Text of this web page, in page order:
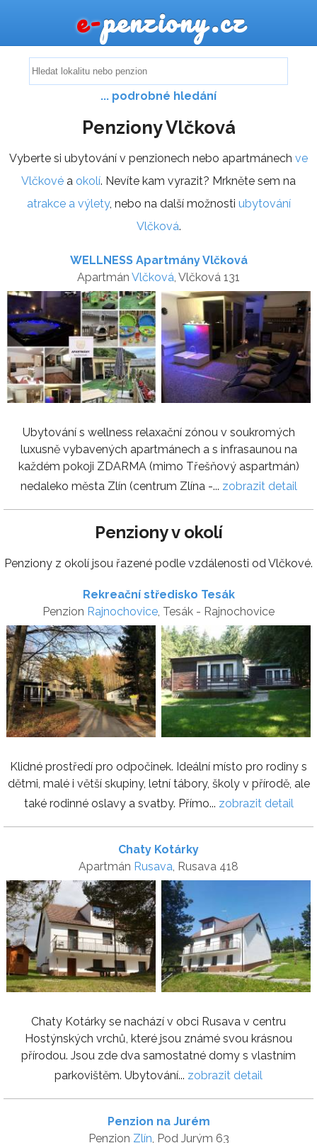
e-penziony.cz
... podrobné hledání
Penziony Vlčková
Vyberte si ubytování v penzionech nebo apartmánech ve
Vlčkové a okolí. Nevíte kam vyrazit? Mrkněte sem na
atrakce a výlety, nebo na další možnosti ubytování
Vlčková.
WELLNESS Apartmány Vlčková
Apartmán Vlčková , Vlčková 131
Ubytování s wellness relaxační zónou v soukromých
luxusně vybavených apartmánech a s infrasaunou na
každém pokoji ZDARMA (mimo Třešňový aspartmán)
nedaleko města Zlín (centrum Zlína -... zobrazit detail
Penziony v okolí
Penziony z okolí jsou řazené podle vzdálenosti od Vlčkové.
Rekreační středisko Tesák
Penzion Rajnochovice , Tesák - Rajnochovice
Klidné prostředí pro odpočinek. Ideální místo pro rodiny s
dětmi, malé i větší skupiny, letní tábory, školy v přírodě, ale
také rodinné oslavy a svatby. Přímo... zobrazit detail
Chaty Kotárky
Apartmán Rusava, Rusava 418
Chaty Kotárky se nachází v obci Rusava v centru
Hostýnských vrchů, které jsou známé svou krásnou
přírodou. Jsou zde dva samostatné domy s vlastním
parkovištěm. Ubytování... zobrazit detail
Penzion na Jurém
Penzion Zlín, Pod Jurým 63